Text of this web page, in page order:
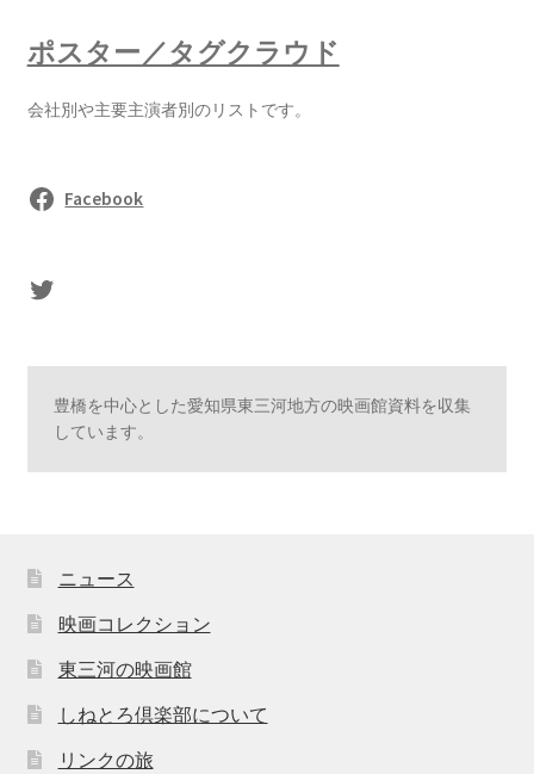
ポスター／タグクラウド
会社別や主要主演者別のリストです。
Facebook
sasaki's Twitter
豊橋を中心とした愛知県東三河地方の映画館資料を収集
しています。
ニュース
映画コレクション
東三河の映画館
しねとろ倶楽部について
リンクの旅